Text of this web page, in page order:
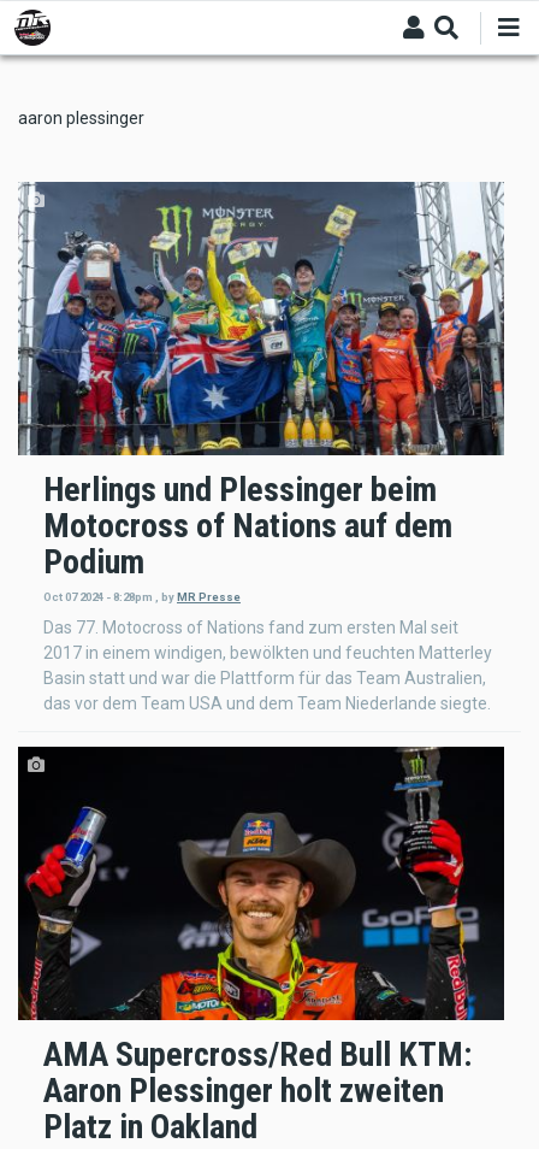
Skip
to
main
aaron plessinger
Herlings und Plessinger beim
Motocross of Nations auf dem
Podium
Oct 07 2024 - 8:28pm , by MR Presse
Das 77. Motocross of Nations fand zum ersten Mal seit
2017 in einem windigen, bewölkten und feuchten Matterley
Basin statt und war die Plattform für das Team Australien,
das vor dem Team USA und dem Team Niederlande siegte.
AMA Supercross/Red Bull KTM:
Aaron Plessinger holt zweiten
Platz in Oakland